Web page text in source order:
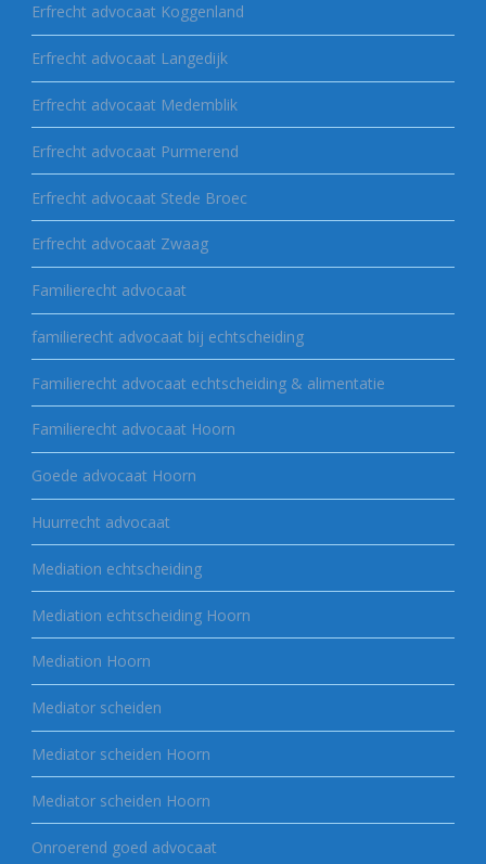
Erfrecht advocaat Koggenland
Erfrecht advocaat Langedijk
Erfrecht advocaat Medemblik
Erfrecht advocaat Purmerend
Erfrecht advocaat Stede Broec
Erfrecht advocaat Zwaag
Familierecht advocaat
familierecht advocaat bij echtscheiding
Familierecht advocaat echtscheiding & alimentatie
Familierecht advocaat Hoorn
Goede advocaat Hoorn
Huurrecht advocaat
Mediation echtscheiding
Mediation echtscheiding Hoorn
Mediation Hoorn
Mediator scheiden
Mediator scheiden Hoorn
Mediator scheiden Hoorn
Onroerend goed advocaat